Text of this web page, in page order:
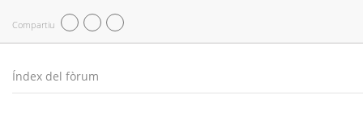
Compartiu
Índex del fòrum